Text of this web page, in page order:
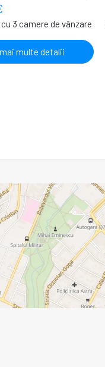
3 camere de vânzare
multe detalii